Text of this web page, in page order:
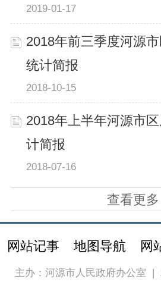
2019-01-17
2018年前三季度河源
统计简报
2018-10-15
2018年上半年河源市
计简报
2018-07-16
查看更多
网站记事 地图导航 网
主办：河源市人民政府办公室